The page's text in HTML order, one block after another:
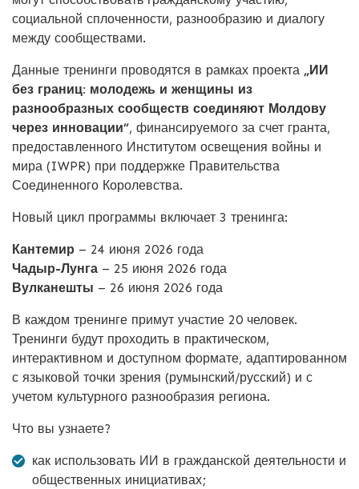
социальной сплоченности, разнообразию и диалогу
между сообществами.
Данные тренинги проводятся в рамках проекта „ИИ
без границ: молодежь и женщины из
разнообразных сообществ соединяют Молдову
через инновации”, финансируемого за счет гранта,
предоставленного Институтом освещения войны и
мира (IWPR) при поддержке Правительства
Соединенного Королевства.
Новый цикл программы включает 3 тренинга:
Кантемир – 24 июня 2026 года
Чадыр-Лунга – 25 июня 2026 года
Вулканешты – 26 июня 2026 года
В каждом тренинге примут участие 20 человек.
Тренинги будут проходить в практическом,
интерактивном и доступном формате, адаптированном
с языковой точки зрения (румынский/русский) и с
учетом культурного разнообразия региона.
Что вы узнаете?
как использовать ИИ в гражданской деятельности и
общественных инициативах;